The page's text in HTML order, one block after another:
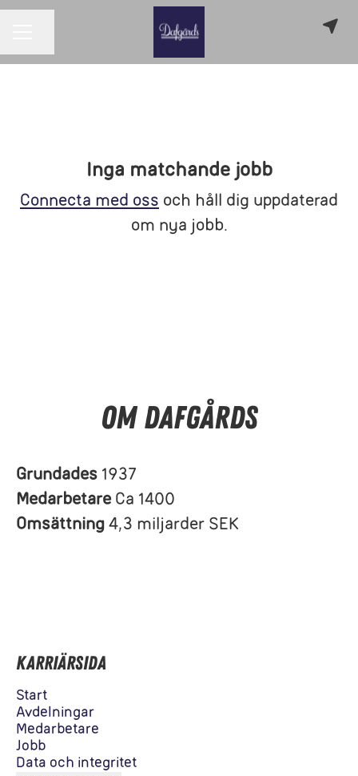
Inga matchande jobb
Connecta med oss och håll dig uppdaterad
om nya jobb.
Om Dafgårds
Grundades 1937
Medarbetare Ca 1400
Omsättning 4,3 miljarder SEK
Karriärsida
Start
Avdelningar
Medarbetare
Jobb
Data och integritet